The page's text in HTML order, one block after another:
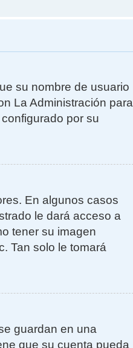
su nombre de usuario
La Administración para
por su
En algunos casos
le dará acceso a
tener su imagen
Tan solo le tomará
guardan en una
que su cuenta pueda